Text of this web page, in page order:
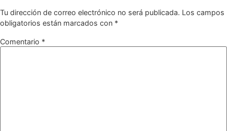
Tu dirección de correo electrónico no será publicada. Los campos
obligatorios están marcados con *
Comentario *